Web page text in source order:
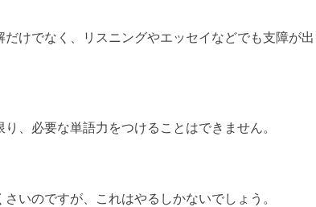
けでなく、リスニングやエッセイなどでも支障が出
、必要な単語力をつけることはできません。
いのですが、これはやるしかないでしょう。